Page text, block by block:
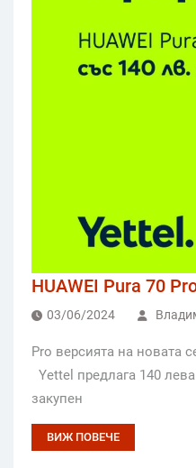
HUAWEI Pura 70
03/06/2024
Pro версията на новата
Yettel предлага 140
закупен
ВИЖ ПОВЕЧЕ